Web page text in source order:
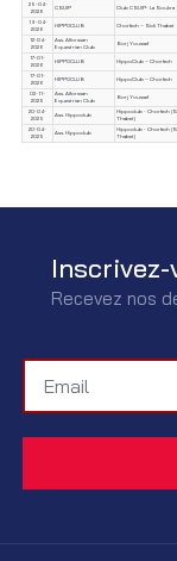
25-04-
2026
CSUIP Club CSUIP- La Soukra
19-04-
2026
HIPPOCLUB Chorfech – Sidi Thabet
12-04-
2026
Ass. Alforssan
Equestrian Club
Borj Youssef
17-01-
2026
HIPPOCLUB HippoClub – Chorfech
17-01-
2026
HIPPOCLUB HippoClub – Chorfech
02-11-
2025
Ass. Alforssan
Equestrian Club
Borj Youssef
20-04-
2025
Ass. Hippoclub
Hippoclub - Chorfech
Thabet)
20-04-
2025
Ass. Hippoclub
Hippoclub - Chorfech
Thabet)
Recevez nos